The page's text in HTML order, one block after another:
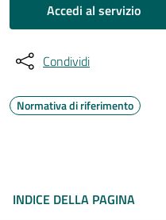
Accedi al servizio
Condividi
Normativa di riferimento
INDICE DELLA PAGINA